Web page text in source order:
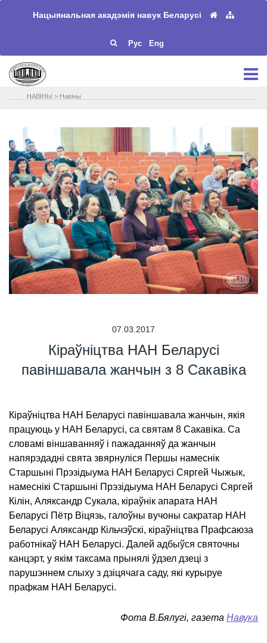
Нацыянальная акадэмія навук Беларусі
Рус Eng
НАВIНЫ > Навіны
07.03.2017
Кіраўніцтва НАН Беларусі
павіншавала жанчын з 8 Сакавіка
Кіраўніцтва НАН Беларусі павіншавала жанчын, якія
працуюць у НАН Беларусі, са святам 8 Сакавіка. Са
словамі віншаванняў і пажаданняў да жанчын
напярэдадні свята звярнуліся Першы намеснік
Старшыні Прэзідыума НАН Беларусі Сяргей Чыжык,
намеснікі Старшыні Прэзідыума НАН Беларусі Сяргей
Кілін, Аляксандр Сукала, кіраўнік апарата НАН
Беларусі Пётр Віцязь, галоўны вучоны сакратар НАН
Беларусі Аляксандр Кільчэўскі, кіраўніцтва Прафсаюза
работнікаў НАН Беларусі. Далей адбыўся святочны
канцэрт, у якім таксама прынялі ўдзел дзеці з
парушэннем слыху з дзіцячага саду, які курыруе
прафкам НАН Беларусі.
Фота В.Бялугі, газета Навука